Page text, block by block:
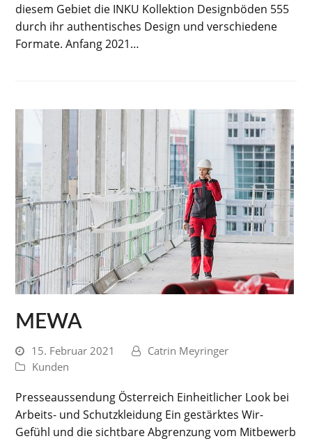
diesem Gebiet die INKU Kollektion Designböden 555
durch ihr authentisches Design und verschiedene
Formate. Anfang 2021…
MEWA
15. Februar 2021
Catrin Meyringer
Kunden
Presseaussendung Österreich Einheitlicher Look bei
Arbeits- und Schutzkleidung Ein gestärktes Wir-
Gefühl und die sichtbare Abgrenzung vom Mitbewerb